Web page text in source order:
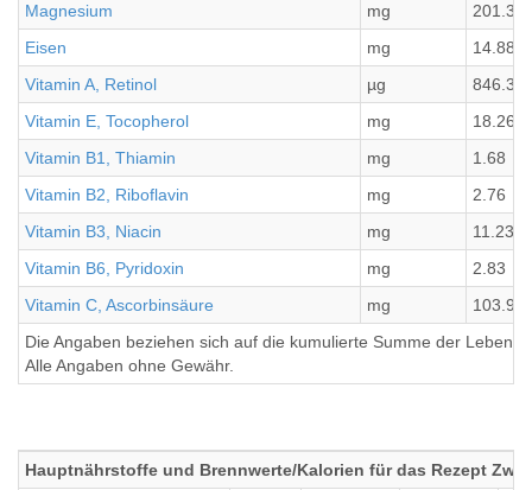
Magnesium
mg
201.34
Eisen
mg
14.88
Vitamin A, Retinol
µg
846.35
Vitamin E, Tocopherol
mg
18.26
Vitamin B1, Thiamin
mg
1.68
Vitamin B2, Riboflavin
mg
2.76
Vitamin B3, Niacin
mg
11.23
Vitamin B6, Pyridoxin
mg
2.83
Vitamin C, Ascorbinsäure
mg
103.96
Die Angaben beziehen sich auf die kumulierte Summe der
Alle Angaben ohne Gewähr.
Hauptnährstoffe und Brennwerte/Kalorien für das Rezept